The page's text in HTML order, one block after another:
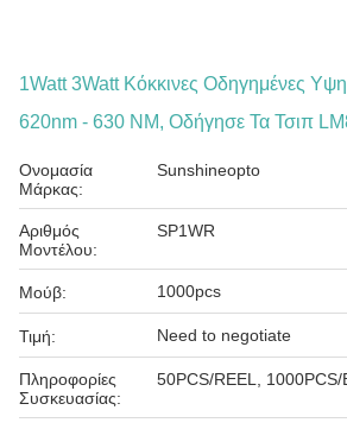
1Watt 3Watt Κόκκινες Οδηγημένες
620nm - 630 NM, Οδήγησε Τα Τσιπ
Ονομασία
Μάρκας:
Sunshineopto
Αριθμός
Μοντέλου:
SP1WR
Μούβ: 1000pcs
Τιμή: Need to negotiate
Πληροφορίες
Συσκευασίας:
50PCS/REEL, 1000PCS/